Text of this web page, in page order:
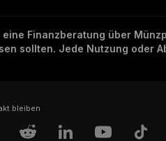
Finanzberatung über
sollten. Jede Nutzung oder
bleiben